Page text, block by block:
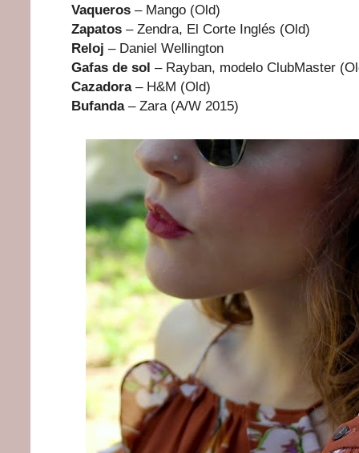
Vaqueros – Mango (Old)
Zapatos – Zendra, El Corte Inglés (Old)
Reloj – Daniel Wellington
Gafas de sol – Rayban, modelo ClubMaster
Cazadora– H&M (Old)
Bufanda– Zara (A/W 2015)